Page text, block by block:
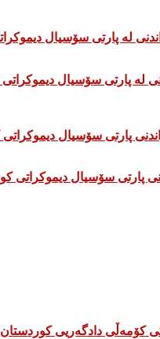
پارتی سۆسیال دیموکراتی